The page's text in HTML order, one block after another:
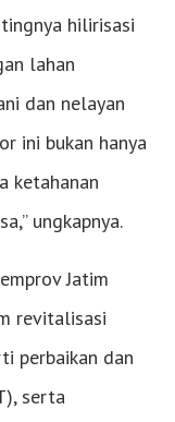
hilirisasi
lahan
dan nelayan
ini bukan hanya
ketahanan
ungkapnya.
Jatim
revitalisasi
perbaikan dan
serta